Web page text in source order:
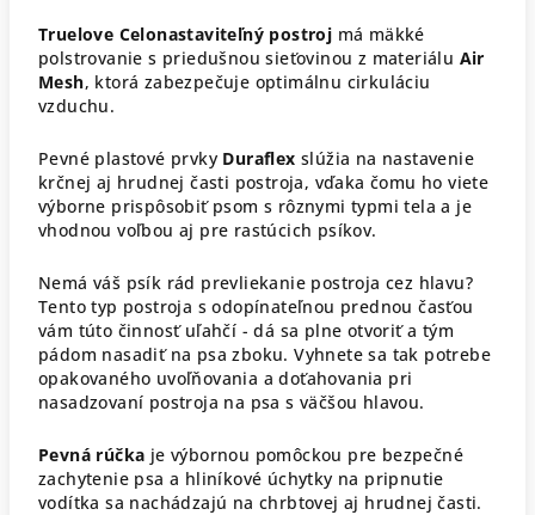
Truelove Celonastaviteľný postroj má mäkké
polstrovanie s priedušnou sieťovinou z materiálu Air
Mesh, ktorá zabezpečuje optimálnu cirkuláciu
vzduchu.
Pevné plastové prvky Duraflex slúžia na nastavenie
krčnej aj hrudnej časti postroja, vďaka čomu ho viete
výborne prispôsobiť psom s rôznymi typmi tela a je
vhodnou voľbou aj pre rastúcich psíkov.
Nemá váš psík rád prevliekanie postroja cez hlavu?
Tento typ postroja s odopínateľnou prednou časťou
vám túto činnosť uľahčí - dá sa plne otvoriť a tým
pádom nasadiť na psa zboku. Vyhnete sa tak potrebe
opakovaného uvoľňovania a doťahovania pri
nasadzovaní postroja na psa s väčšou hlavou.
Pevná rúčka je výbornou pomôckou pre bezpečné
zachytenie psa a hliníkové úchytky na pripnutie
vodítka sa nachádzajú na chrbtovej aj hrudnej časti.